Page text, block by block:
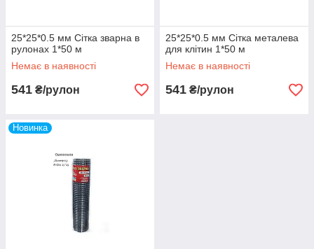
25*25*0.5 мм Сітка зварна в
рулонах 1*50 м
Немає в наявності
541 ₴/рулон
25*25*0.5 мм Сітка металева
для клітин 1*50 м
Немає в наявності
541 ₴/рулон
Новинка